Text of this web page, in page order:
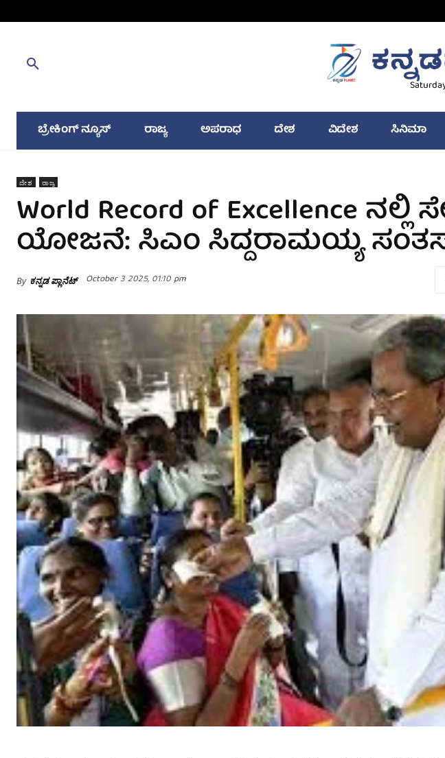
ಬ್ರೇಕಿಂಗ್ ನ್ಯೂಸ್ ರಾಜ್ಯ ಅಪರಾಧ ದೇಶ ವಿದೇಶ ಸಿನಿಮಾ
ದೇಶ ರಾಜ್ಯ
World Record of Excellence ನಲ್ಲಿ
ಯೋಜನೆ: ಸಿಎಂ ಸಿದ್ದರಾಮಯ್ಯ
By ಕನ್ನಡ ಪ್ಲಾನೆಟ್ October 3 2025, 01:10 pm